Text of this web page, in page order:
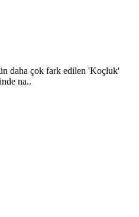
daha çok fark edilen 'Koçluk'
na..